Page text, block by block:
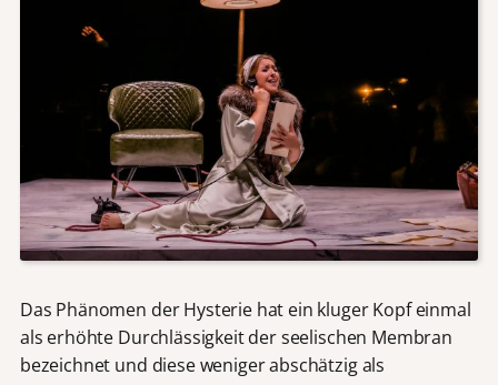
Das Phänomen der Hysterie hat ein kluger Kopf einmal
als erhöhte Durchlässigkeit der seelischen Membran
bezeichnet und diese weniger abschätzig als